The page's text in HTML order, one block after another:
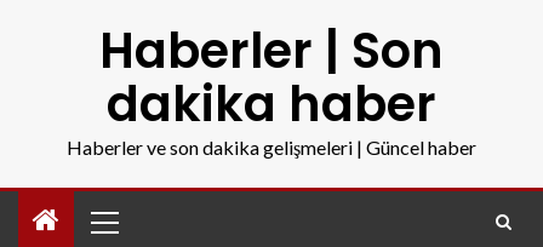
Haberler | Son
dakika haber
Haberler ve son dakika gelişmeleri | Güncel haber